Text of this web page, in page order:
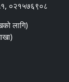
०२१५७६९०८
लागि)